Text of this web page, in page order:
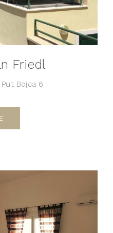
Friedl
Put Bojca 6